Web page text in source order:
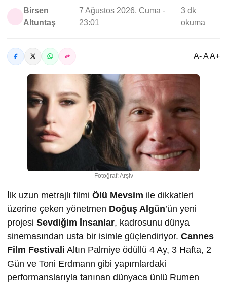
Birsen
Altuntaş
7 Ağustos 2026, Cuma -
23:01
3 dk
okuma
A- A A+
Fotoğraf: Arşiv
İlk uzun metrajlı filmi Ölü Mevsim ile dikkatleri
üzerine çeken yönetmen Doğuş Algün’ün yeni
projesi Sevdiğim İnsanlar, kadrosunu dünya
sinemasından usta bir isimle güçlendiriyor. Cannes
Film Festivali Altın Palmiye ödüllü 4 Ay, 3 Hafta, 2
Gün ve Toni Erdmann gibi yapımlardaki
performanslarıyla tanınan dünyaca ünlü Rumen